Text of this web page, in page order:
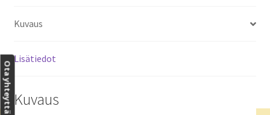
Kuvaus
Lisätiedot
Kuvaus
Ota yhteyttä